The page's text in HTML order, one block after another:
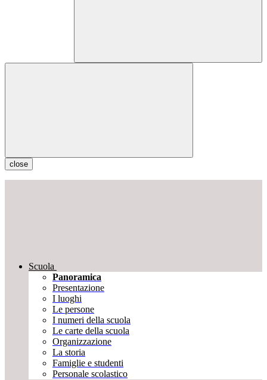
close
Scuola
Panoramica
Presentazione
I luoghi
Le persone
I numeri della scuola
Le carte della scuola
Organizzazione
La storia
Famiglie e studenti
Personale scolastico